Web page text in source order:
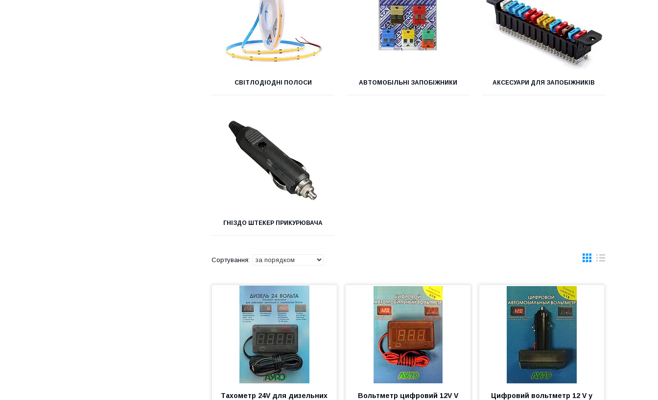
СВІТЛОДІОДНІ ПОЛОСИ АВТОМОБІЛЬНІ ЗАПОБІЖНИКИ АКСЕСУАРИ ДЛЯ ЗАПОБІЖНИКІВ
ГНІЗДО ШТЕКЕР ПРИКУРЮВАЧА
Тахометр 24V для дизельних
Вольтметр цифровий 12V V
Цифровий вольтметр 12 V у